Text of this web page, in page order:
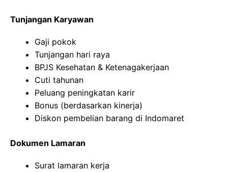
Tunjangan Karyawan
Gaji pokok
Tunjangan hari raya
BPJS Kesehatan & Ketenagakerjaan
Cuti tahunan
Peluang peningkatan karir
Bonus (berdasarkan kinerja)
Diskon pembelian barang di Indomaret
Dokumen Lamaran
Surat lamaran kerja